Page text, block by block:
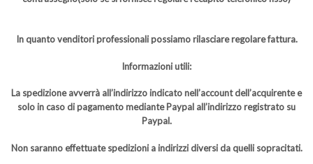
In quanto venditori professionali possiamo rilasciare regolare fattura.
Informazioni utili:
La spedizione avverrà all’indirizzo indicato nell’account dell’acquirente e
solo in caso di pagamento mediante Paypal all’indirizzo registrato su
Paypal.
Non saranno effettuate spedizioni a indirizzi diversi da quelli sopracitati.